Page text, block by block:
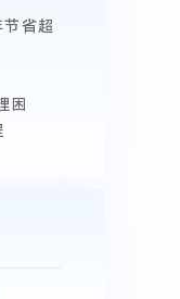
省超
困